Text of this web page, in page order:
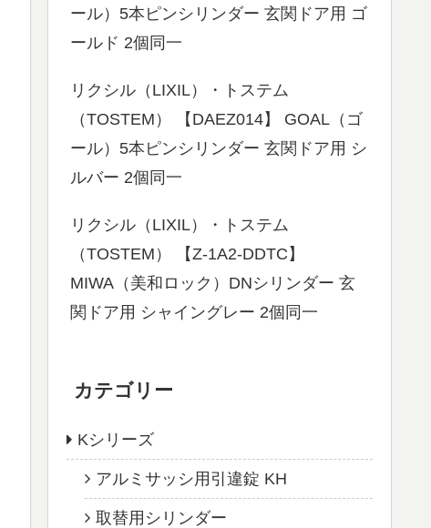
ール）5本ピンシリンダー 玄関ドア用 ゴ
ールド 2個同一
リクシル（LIXIL）・トステム
（TOSTEM） 【DAEZ014】 GOAL（ゴ
ール）5本ピンシリンダー 玄関ドア用 シ
ルバー 2個同一
リクシル（LIXIL）・トステム
（TOSTEM） 【Z-1A2-DDTC】
MIWA（美和ロック）DNシリンダー 玄
関ドア用 シャイングレー 2個同一
カテゴリー
Kシリーズ
アルミサッシ用引違錠 KH
取替用シリンダー